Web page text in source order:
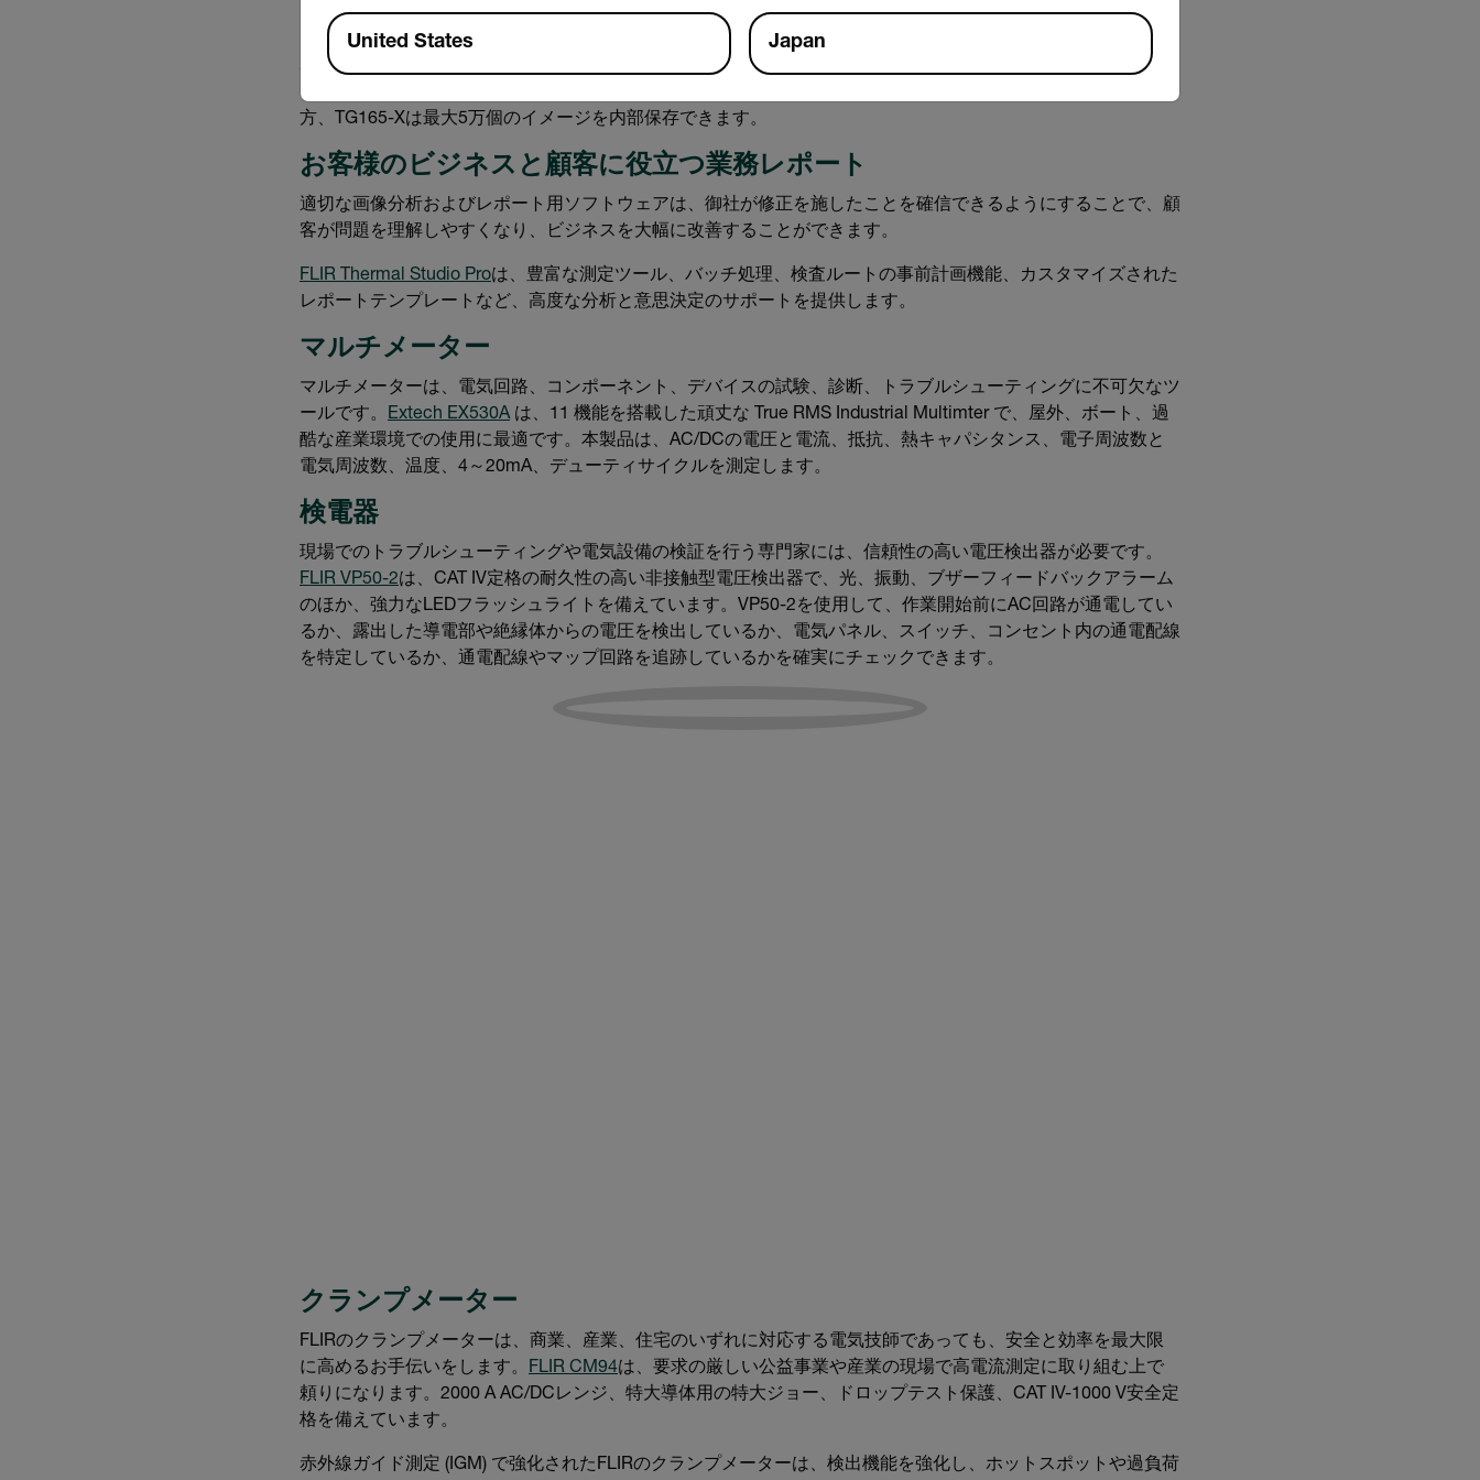
赤外線画像は、以前に存在した不具合が適切に修理されたことを示す証拠になります。C5はFLIR Ignite™クラ
ウドに画像を直接アップロードして保存し、ユーザーはファイルの整理、バックアップ、共有が可能である一
方、TG165-Xは最大5万個のイメージを内部保存できます。
お客様のビジネスと顧客に役立つ業務レポート
適切な画像分析およびレポート用ソフトウェアは、御社が修正を施したことを確信できるようにすることで、顧
客が問題を理解しやすくなり、ビジネスを大幅に改善することができます。
FLIR Thermal Studio Proは、豊富な測定ツール、バッチ処理、検査ルートの事前計画機能、カスタマイズされた
レポートテンプレートなど、高度な分析と意思決定のサポートを提供します。
マルチメーター
マルチメーターは、電気回路、コンポーネント、デバイスの試験、診断、トラブルシューティングに不可欠なツ
ールです。 Extech EX530Aは、11 機能を搭載した頑丈な True RMS Industrial Multimter で、屋外、ボート、過
酷な産業環境での使用に最適です。本製品は、AC/DCの電圧と電流、抵抗、熱キャパシタンス、電子周波数と
電気周波数、温度、4～20mA、デューティサイクルを測定します。
検電器
現場でのトラブルシューティングや電気設備の検証を行う専門家には、信頼性の高い電圧検出器が必要です。
FLIR VP50-2は、CAT IV定格の耐久性の高い非接触型電圧検出器で、光、振動、ブザーフィードバックアラーム
のほか、強力なLEDフラッシュライトを備えています。VP50-2を使用して、作業開始前にAC回路が通電してい
るか、露出した導電部や絶縁体からの電圧を検出しているか、電気パネル、スイッチ、コンセント内の通電配線
を特定しているか、通電配線やマップ回路を追跡しているかを確実にチェックできます。
クランプメーター
FLIRのクランプメーターは、商業、産業、住宅のいずれに対応する電気技師であっても、安全と効率を最大限
に高めるお手伝いをします。 FLIR CM94は、要求の厳しい公益事業や産業の現場で高電流測定に取り組む上で
頼りになります。2000 A AC/DCレンジ、特大導体用の特大ジョー、ドロップテスト保護、CAT IV-1000 V安全定
格を備えています。
赤外線ガイド測定 (IGM) で強化されたFLIRのクランプメーターは、検出機能を強化し、ホットスポットや過負荷
Available Locations
United States Japan